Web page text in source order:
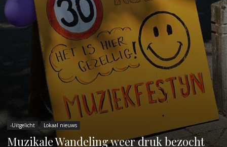
-Uitgelicht Lokaal nieuws
Muzikale Wandeling weer druk bezocht